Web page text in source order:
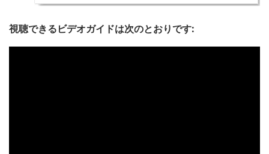
視聴できるビデオガイドは次のとおりです: